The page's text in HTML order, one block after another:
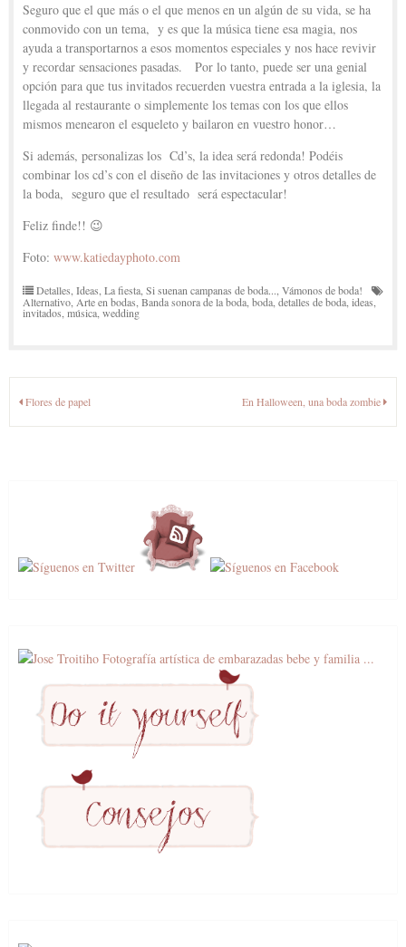
Seguro que el que más o el que menos en un algún de su vida, se ha
conmovido con un tema, y es que la música tiene esa magia, nos
ayuda a transportarnos a esos momentos especiales y nos hace revivir
y recordar sensaciones pasadas. Por lo tanto, puede ser una genial
opción para que tus invitados recuerden vuestra entrada a la iglesia, la
llegada al restaurante o simplemente los temas con los que ellos
mismos menearon el esqueleto y bailaron en vuestro honor…
Si además, personalizas los Cd’s, la idea será redonda! Podéis
combinar los cd’s con el diseño de las invitaciones y otros detalles de
la boda, seguro que el resultado será espectacular!
Feliz finde!! 😉
Foto: www.katiedayphoto.com
Detalles,Ideas,La fiesta,Si suenan campanas de boda...,Vámonos de boda!
Alternativo,Arte en bodas,Banda sonora de la boda,boda,detalles de boda,ideas,
invitados,música,wedding
Navegación
de
Flores de papel En Halloween, una boda zombie